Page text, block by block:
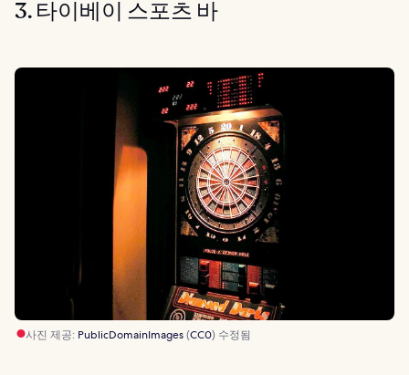
3. 타이베이 스포츠 바
사진 제공: PublicDomainImages(CC0) 수정됨